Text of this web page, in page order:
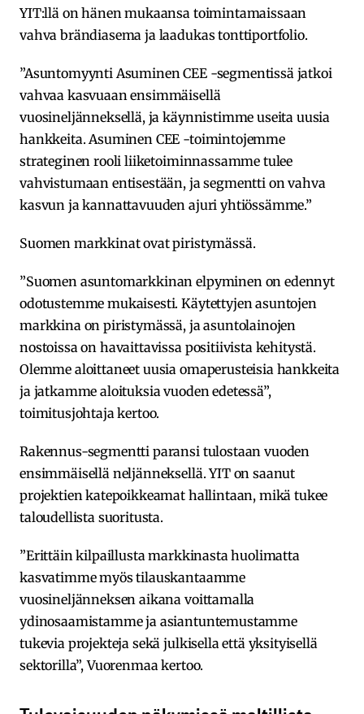
YIT:llä on hänen mukaansa toimintamaissaan
vahva brändiasema ja laadukas tonttiportfolio.
”Asuntomyynti Asuminen CEE -segmentissä jatkoi
vahvaa kasvuaan ensimmäisellä
vuosineljänneksellä, ja käynnistimme useita uusia
hankkeita. Asuminen CEE -toimintojemme
strateginen rooli liiketoiminnassamme tulee
vahvistumaan entisestään, ja segmentti on vahva
kasvun ja kannattavuuden ajuri yhtiössämme.”
Suomen markkinat ovat piristymässä.
”Suomen asuntomarkkinan elpyminen on edennyt
odotustemme mukaisesti. Käytettyjen asuntojen
markkina on piristymässä, ja asuntolainojen
nostoissa on havaittavissa positiivista kehitystä.
Olemme aloittaneet uusia omaperusteisia hankkeita
ja jatkamme aloituksia vuoden edetessä”,
toimitusjohtaja kertoo.
Rakennus-segmentti paransi tulostaan vuoden
ensimmäisellä neljänneksellä. YIT on saanut
projektien katepoikkeamat hallintaan, mikä tukee
taloudellista suoritusta.
”Erittäin kilpaillusta markkinasta huolimatta
kasvatimme myös tilauskantaamme
vuosineljänneksen aikana voittamalla
ydinosaamistamme ja asiantuntemustamme
tukevia projekteja sekä julkisella että yksityisellä
sektorilla”, Vuorenmaa kertoo.